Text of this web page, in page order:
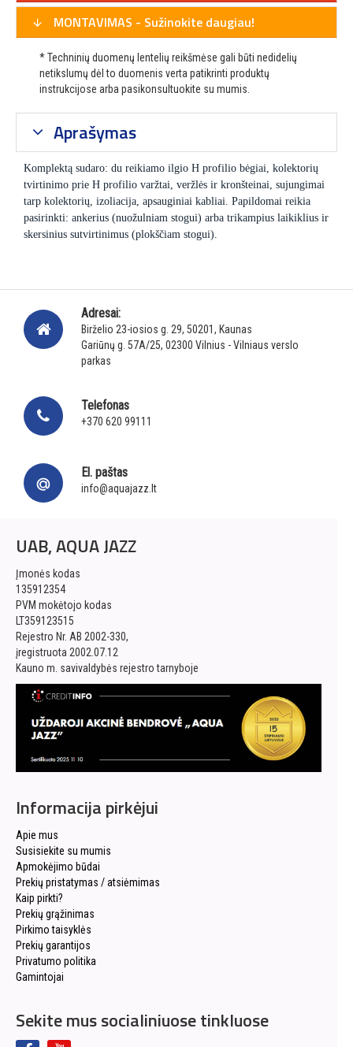
MONTAVIMAS - Sužinokite daugiau!
* Techninių duomenų lentelių reikšmėse gali būti nedidelių
netikslumų dėl to duomenis verta patikrinti produktų
instrukcijose arba pasikonsultuokite su mumis.
Aprašymas
Komplektą sudaro: du reikiamo ilgio H profilio bėgiai, kolektorių
tvirtinimo prie H profilio varžtai, veržlės ir kronšteinai, sujungimai
tarp kolektorių, izoliacija, apsauginiai kabliai. Papildomai reikia
pasirinkti: ankerius (nuožulniam stogui) arba trikampius laikiklius ir
skersinius sutvirtinimus (plokščiam stogui).
Adresai:
Birželio 23-iosios g. 29, 50201, Kaunas
Gariūnų g. 57A/25, 02300 Vilnius - Vilniaus verslo
parkas
Telefonas
+370 620 99111
El. paštas
info@aquajazz.lt
UAB, AQUA JAZZ
Įmonės kodas
135912354
PVM mokėtojo kodas
LT359123515
Rejestro Nr. AB 2002-330,
įregistruota 2002.07.12
Kauno m. savivaldybės rejestro tarnyboje
Informacija pirkėjui
Apie mus
Susisiekite su mumis
Apmokėjimo būdai
Prekių pristatymas / atsiėmimas
Kaip pirkti?
Prekių grąžinimas
Pirkimo taisyklės
Prekių garantijos
Privatumo politika
Gamintojai
Sekite mus socialiniuose tinkluose